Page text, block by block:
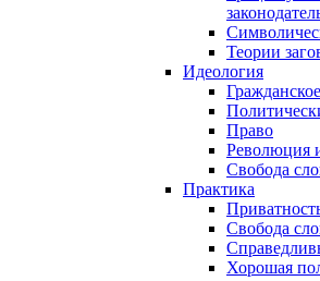
Теории
Идеология
Право
Революция
Свобода
Практика
Свобода
Хорошая